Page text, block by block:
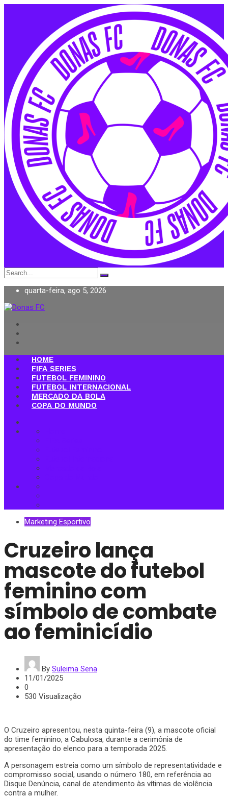
Search
for:
quarta-feira, ago 5, 2026
Donas FC
HOME
FIFA SERIES
FUTEBOL FEMININO
FUTEBOL INTERNACIONAL
MERCADO DA BOLA
COPA DO MUNDO
Marketing Esportivo
Cruzeiro lança
mascote do futebol
feminino com
símbolo de combate
ao feminicídio
By Suleima Sena
11/01/2025
0
530 Visualização
O Cruzeiro apresentou, nesta quinta-feira (9), a mascote oficial
do time feminino, a Cabulosa, durante a cerimônia de
apresentação do elenco para a temporada 2025.
A personagem estreia como um símbolo de representatividade e
compromisso social, usando o número 180, em referência ao
Disque Denúncia, canal de atendimento às vítimas de violência
contra a mulher.